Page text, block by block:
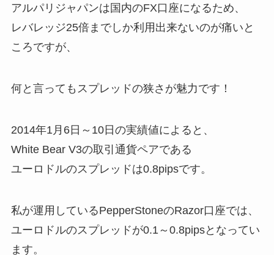
アルパリジャパンは国内のFX口座になるため、
レバレッジ25倍までしか利用出来ないのが痛いと
ころですが、
何と言ってもスプレッドの狭さが魅力です！
2014年1月6日～10日の実績値によると、
White Bear V3の取引通貨ペアである
ユーロドルのスプレッドは0.8pipsです。
私が運用しているPepperStoneのRazor口座では、
ユーロドルのスプレッドが0.1～0.8pipsとなってい
ます。